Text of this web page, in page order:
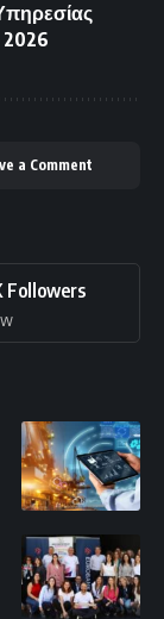
2026
a Comment
Followers